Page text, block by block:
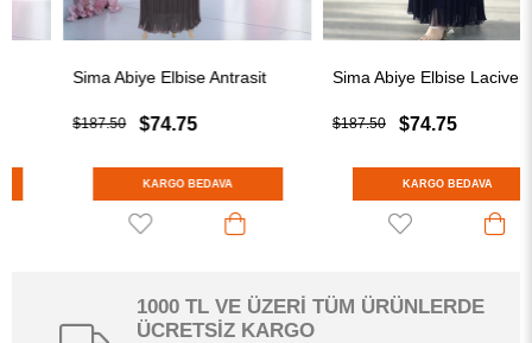
Sima Abiye Elbise Antrasit
$74.75
$187.50
KARGO BEDAVA
Sima Abiye Elbise Lacivert
$74.75
$187.50
KARGO BEDAVA
1000 TL VE ÜZERİ TÜM ÜRÜNLERDE
ÜCRETSİZ KARGO